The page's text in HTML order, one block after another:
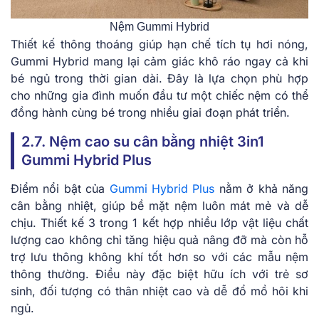
Nệm Gummi Hybrid
Thiết kế thông thoáng giúp hạn chế tích tụ hơi nóng,
Gummi Hybrid mang lại cảm giác khô ráo ngay cả khi
bé ngủ trong thời gian dài. Đây là lựa chọn phù hợp
cho những gia đình muốn đầu tư một chiếc nệm có thể
đồng hành cùng bé trong nhiều giai đoạn phát triển.
2.7.͏ Nệm cao su cân bằng nhiệt 3in1
Gummi Hybrid Plus
Điểm nổi bật của Gummi Hybrid Plus nằm ở khả năng
cân bằng nhiệt, giúp bề mặt nệm luôn mát mẻ và dễ
chịu. Thiết kế 3 trong 1 kết hợp nhiều lớp vật liệu chất
lượng cao không chỉ tăng hiệu quả nâng đỡ mà còn hỗ
trợ lưu thông không khí tốt hơn so với các mẫu nệm
thông thường. Điều này đặc biệt hữu ích với trẻ sơ
sinh, đối tượng có thân nhiệt cao và dễ đổ mồ hôi khi
ngủ.